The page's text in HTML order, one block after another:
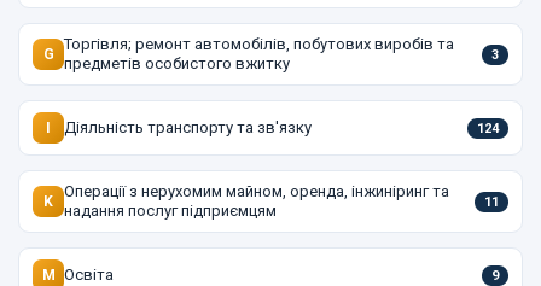
G
Торгівля; ремонт автомобілів, побутових виробів та
предметів особистого вжитку
3
I Діяльність транспорту та зв'язку 124
K
Операції з нерухомим майном, оренда, інжиніринг та
надання послуг підприємцям
11
M Освіта 9